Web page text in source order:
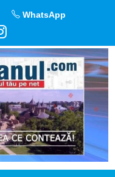
WhatsApp